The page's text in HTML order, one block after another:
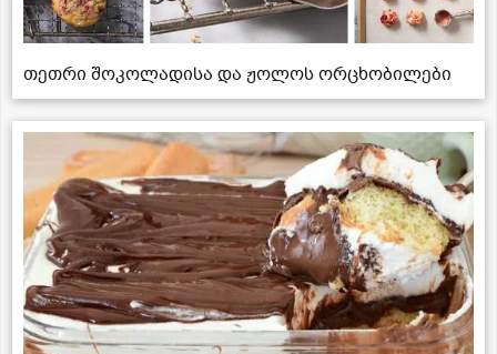
თეთრი შოკოლადისა და ჟოლოს ორცხობილები